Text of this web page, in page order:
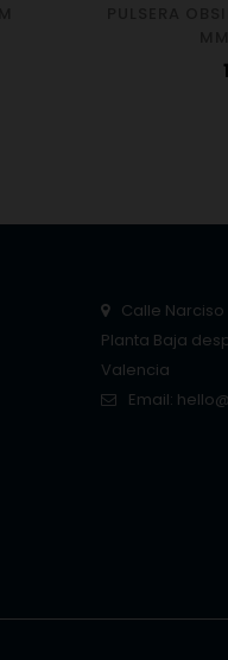
Calle Narciso
Planta Baja
Valencia
Email: